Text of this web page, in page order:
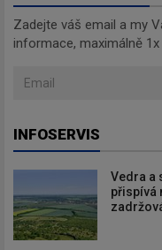
Zadejte váš email a my
informace, maximálně 1x
INFOSERVIS
Vedra a
přispívá